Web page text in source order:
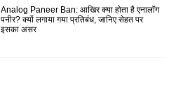
Analog Paneer Ban: आखिर क्या होता है एनालॉग
पनीर? क्यों लगाया गया प्रतिबंध, जानिए सेहत पर
इसका असर